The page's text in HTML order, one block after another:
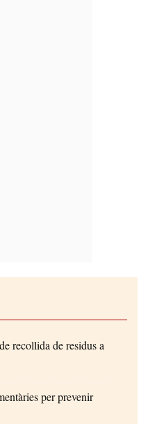
recollida de residus a
per prevenir